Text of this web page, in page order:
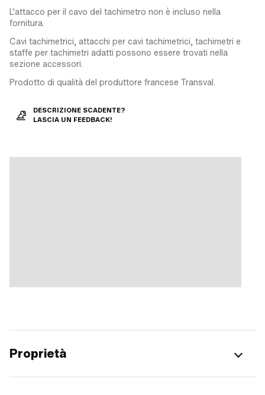
L'attacco per il cavo del tachimetro non è incluso nella
fornitura.
Cavi tachimetrici, attacchi per cavi tachimetrici, tachimetri e
staffe per tachimetri adatti possono essere trovati nella
sezione accessori.
Prodotto di qualità del produttore francese Transval.
DESCRIZIONE SCADENTE?
LASCIA UN FEEDBACK!
Proprietà